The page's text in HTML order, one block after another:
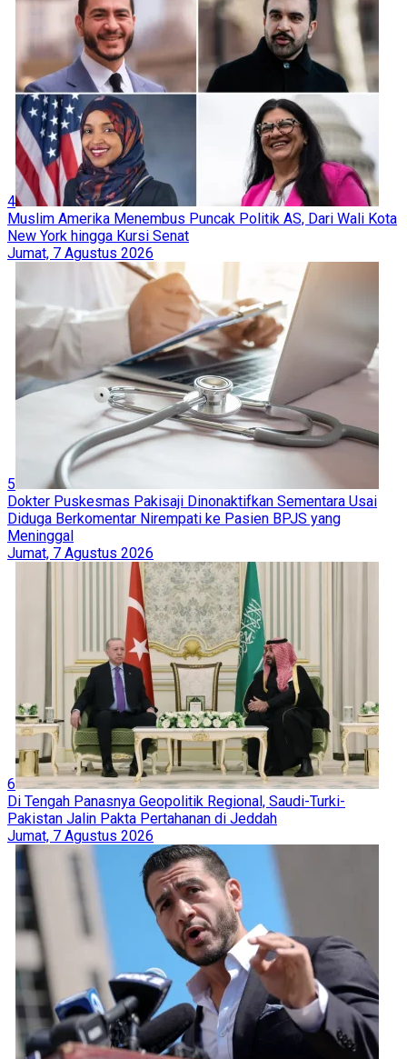
4
Muslim Amerika Menembus Puncak Politik AS, Dari Wali Kota
New York hingga Kursi Senat
Jumat, 7 Agustus 2026
5
Dokter Puskesmas Pakisaji Dinonaktifkan Sementara Usai
Diduga Berkomentar Nirempati ke Pasien BPJS yang
Meninggal
Jumat, 7 Agustus 2026
6
Di Tengah Panasnya Geopolitik Regional, Saudi-Turki-
Pakistan Jalin Pakta Pertahanan di Jeddah
Jumat, 7 Agustus 2026